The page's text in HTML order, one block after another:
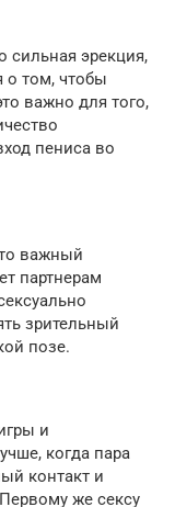
сильная эрекция,
о том, чтобы
важно для того,
пениса во
важный
партнерам
зрительный
позе.
и
когда пара
контакт и
же сексу